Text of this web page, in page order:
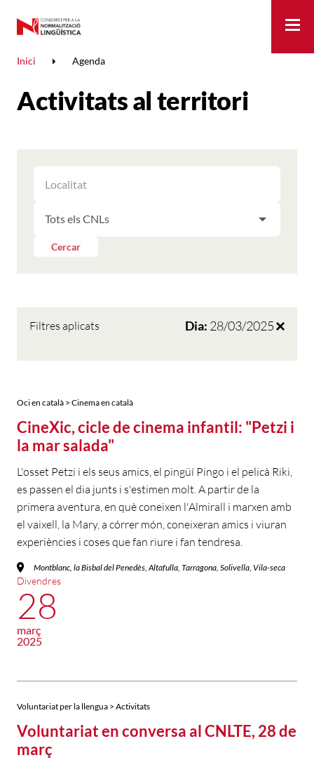
Inici Agenda
Activitats al territori
ELS
RESULTATS
LES
PER
LES
Cercar
Filtres aplicats Dia: 28/03/2025
Oci en català > Cinema en català
CineXic, cicle de cinema infantil: "Petzi i
la mar salada"
L'osset Petzi i els seus amics, el pingüí Pingo i el pelicà Riki,
es passen el dia junts i s'estimen molt. A partir de la
primera aventura, en què coneixen l'Almirall i marxen amb
el vaixell, la Mary, a córrer món, coneixeran amics i viuran
experiències i coses que fan riure i fan tendresa.
Montblanc, la Bisbal del Penedès, Altafulla, Tarragona, Solivella, Vila-seca
Divendres
28
març
2025
Voluntariat per la llengua > Activitats
Voluntariat en conversa al CNLTE, 28 de
març